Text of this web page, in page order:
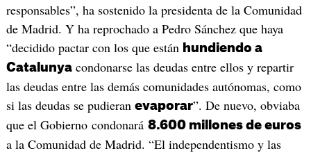
responsables”, ha sostenido la presidenta de la Comunidad
de Madrid. Y ha reprochado a Pedro Sánchez que haya
“decidido pactar con los que están hundiendo a
Catalunyacondonarse las deudas entre ellos y repartir
las deudas entre las demás comunidades autónomas, como
si las deudas se pudieran evaporar”. De nuevo, obviaba
que el Gobierno condonará 8.600 millones de euros
a la Comunidad de Madrid. “El independentismo y las